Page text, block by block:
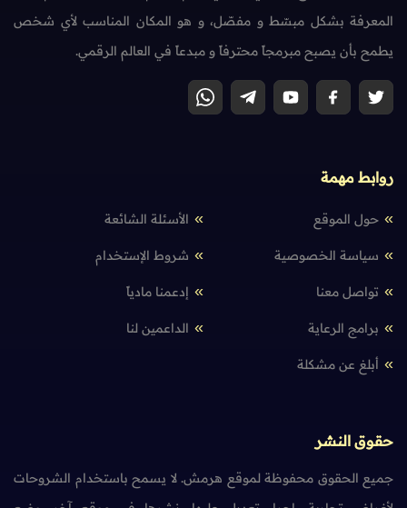
المعرفة بشكل مبسّط و مفصّل، و هو المكان المناسب لأي شخص
يطمح بأن يصبح مبرمجاً محترفاً و مبدعاً في العالم الرقمي.
روابط مهمة
حول الموقع الأسئلة الشائعة
سياسة الخصوصية شروط الإستخدام
تواصل معنا إدعمنا مادياً
برامج الرعاية الداعمين لنا
أبلغ عن مشكلة
حقوق النشر
جميع الحقوق محفوظة لموقع هرمش. لا يسمح باستخدام الشروحات